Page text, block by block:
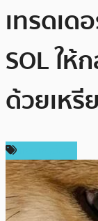
เทรดเด
SOL ให้
ด้วยเหรี